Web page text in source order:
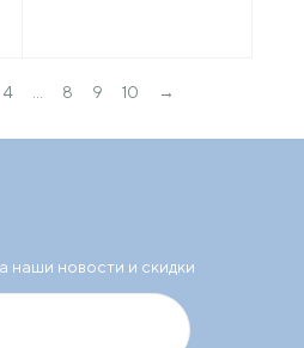
4 8 9 10 →
наши новости и скидки